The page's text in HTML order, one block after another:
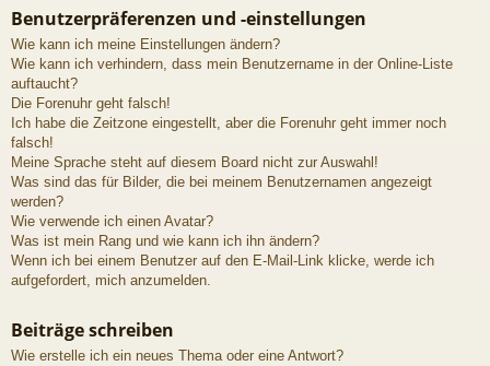
Benutzerpräferenzen und -einstellungen
Wie kann ich meine Einstellungen ändern?
Wie kann ich verhindern, dass mein Benutzername in der Online-Liste
auftaucht?
Die Forenuhr geht falsch!
Ich habe die Zeitzone eingestellt, aber die Forenuhr geht immer noch
falsch!
Meine Sprache steht auf diesem Board nicht zur Auswahl!
Was sind das für Bilder, die bei meinem Benutzernamen angezeigt
werden?
Wie verwende ich einen Avatar?
Was ist mein Rang und wie kann ich ihn ändern?
Wenn ich bei einem Benutzer auf den E-Mail-Link klicke, werde ich
aufgefordert, mich anzumelden.
Beiträge schreiben
Wie erstelle ich ein neues Thema oder eine Antwort?